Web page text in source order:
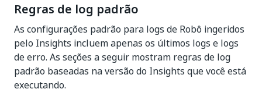
Regras de log padrão
As configurações padrão para logs de Robô ingeridos
pelo Insights incluem apenas os últimos logs e logs
de erro. As seções a seguir mostram regras de log
padrão baseadas na versão do Insights que você está
executando.